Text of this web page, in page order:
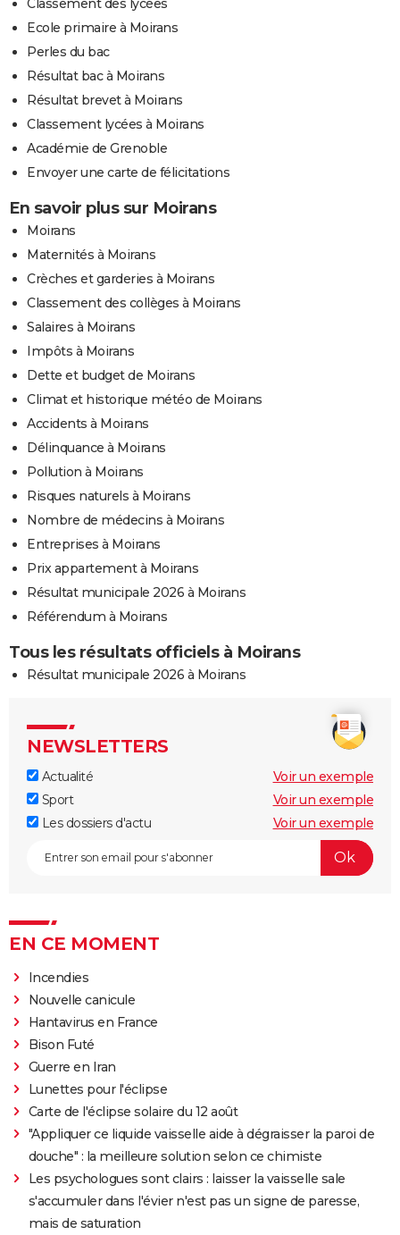
Ecole primaire à Moirans
Perles du bac
Résultat bac à Moirans
Résultat brevet à Moirans
Classement lycées à Moirans
Académie de Grenoble
Envoyer une carte de félicitations
En savoir plus sur Moirans
Moirans
Maternités à Moirans
Crèches et garderies à Moirans
Classement des collèges à Moirans
Salaires à Moirans
Impôts à Moirans
Dette et budget de Moirans
Climat et historique météo de Moirans
Accidents à Moirans
Délinquance à Moirans
Pollution à Moirans
Risques naturels à Moirans
Nombre de médecins à Moirans
Entreprises à Moirans
Prix appartement à Moirans
Résultat municipale 2026 à Moirans
Référendum à Moirans
Tous les résultats officiels à Moirans
Résultat municipale 2026 à Moirans
NEWSLETTERS
Actualité
Voir un exemple
Sport
Voir un exemple
Les dossiers d'actu
Voir un exemple
EN CE MOMENT
Incendies
Nouvelle canicule
Hantavirus en France
Bison Futé
Guerre en Iran
Lunettes pour l'éclipse
Carte de l'éclipse solaire du 12 août
"Appliquer ce liquide vaisselle aide à dégraisser la paroi de
douche" : la meilleure solution selon ce chimiste
Les psychologues sont clairs : laisser la vaisselle sale
s'accumuler dans l'évier n'est pas un signe de paresse,
mais de saturation